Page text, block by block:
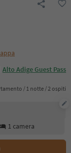
Alto Adige Guest Pass
/ 1 notte / 2 ospiti
1 camera